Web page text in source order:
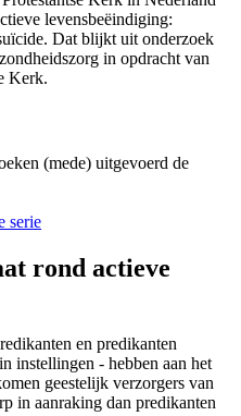
levensbeëindiging:
Dat blijkt uit onderzoek
in opdracht van
Kerk.
(mede) uitgevoerd de
serie
rond actieve
en predikanten
instellingen - hebben aan het
geestelijk verzorgers van
in aanraking dan predikanten